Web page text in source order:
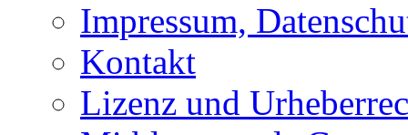
Impressum,
Kontakt
Lizenz und